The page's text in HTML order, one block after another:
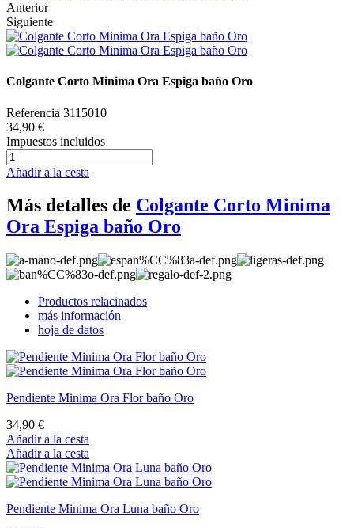
Anterior
Siguiente
Colgante Corto Minima Ora Espiga baño Oro
Referencia 3115010
34,90 €
Impuestos incluidos
Añadir a la cesta
Más detalles de Colgante Corto Minima
Ora Espiga baño Oro
Productos relacinados
más información
hoja de datos
Pendiente Minima Ora Flor baño Oro
34,90 €
Añadir a la cesta
Añadir a la cesta
Pendiente Minima Ora Luna baño Oro